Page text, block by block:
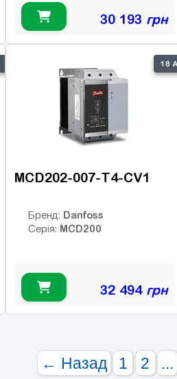
30 193 грн
18 А
MCD202-007-T4-CV1
Бренд: Danfoss
Серія: MCD200
32 494грн
← Назад 1 2 ...